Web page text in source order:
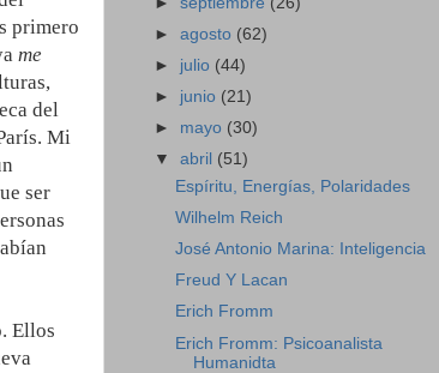
primero
me
del
Mi
ser
Ellos
►agosto (62)
► julio (44)
► junio (21)
► mayo (30)
▼abril (51)
Espíritu, Energías, Polaridades
Wilhelm Reich
José Antonio Marina: Inteligencia
Freud Y Lacan
Erich Fromm
Erich Fromm: Psicoanalista
Humanidta